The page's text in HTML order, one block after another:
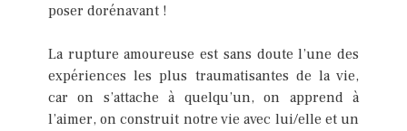
poser dorénavant !
La rupture amoureuse est sans doute l’une des
expériences les plus traumatisantes de la vie,
car on s’attache à quelqu’un, on apprend à
l’aimer, on construit notre vie avec lui/elle et un